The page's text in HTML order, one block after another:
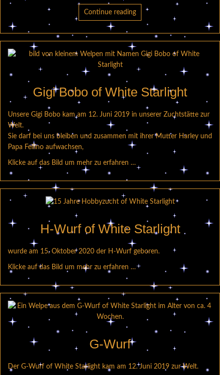
Continue reading
Gigi Bobo of White Starlight
Unsere Gigi Bobo kam am 12. Juni 2019 in unserer Zuchtstätte zur
Welt.
Sie darf bei uns bleiben und zusammen mit ihrer Mutter Harley und
Papa Fellino aufwachsen,
Klicke auf das Bild um mehr zu erfahren …
H-Wurf of White Starlight
wurde am 15. Oktober 2020 der H-Wurf geboren.
Klicke auf das Bild um mehr zu erfahren …
G-Wurf
Der G-Wurf of White Starlight kam am 12. Juni 2019 zur Welt.